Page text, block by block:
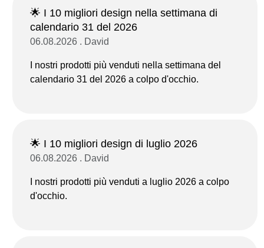
🌟 I 10 migliori design nella settimana di
calendario 31 del 2026
06.08.2026 . David
I nostri prodotti più venduti nella settimana del
calendario 31 del 2026 a colpo d'occhio.
🌟 I 10 migliori design di luglio 2026
06.08.2026 . David
I nostri prodotti più venduti a luglio 2026 a colpo
d'occhio.